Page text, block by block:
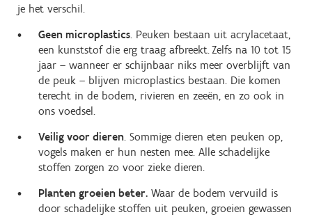
je het verschil.
Geen microplastics. Peuken bestaan uit acrylacetaat,
een kunststof die erg traag afbreekt. Zelfs na 10 tot 15
jaar – wanneer er schijnbaar niks meer overblijft van
de peuk – blijven microplastics bestaan. Die komen
terecht in de bodem, rivieren en zeeën, en zo ook in
ons voedsel.
Veilig voor dieren. Sommige dieren eten peuken op,
vogels maken er hun nesten mee. Alle schadelijke
stoffen zorgen zo voor zieke dieren.
Planten groeien beter. Waar de bodem vervuild is
door schadelijke stoffen uit peuken, groeien gewassen